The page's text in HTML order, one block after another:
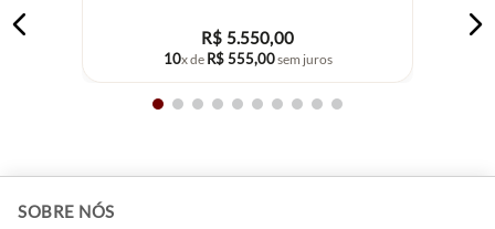
R$ 5.550,00
10x de R$ 555,00sem juros
SOBRE NÓS